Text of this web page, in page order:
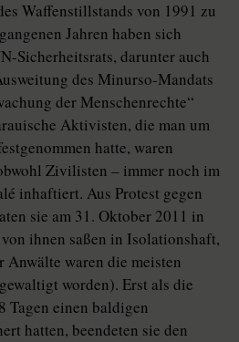
Waffenstillstands von 1991 zu
Jahren haben sich
Sicherheitsrats, darunter auch
des Minurso-Mandats
der Menschenrechte“
Aktivisten, die man um
hatte, waren
Zivilisten – immer noch im
inhaftiert. Aus Protest gegen
sie am 31. Oktober 2011 in
ihnen saßen in Isolationshaft,
Anwälte waren die meisten
worden). Erst als die
Tagen einen baldigen
hatten, beendeten sie den